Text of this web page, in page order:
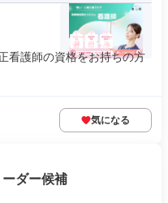
護師の資格をお持ちの方
気になる
ダー候補